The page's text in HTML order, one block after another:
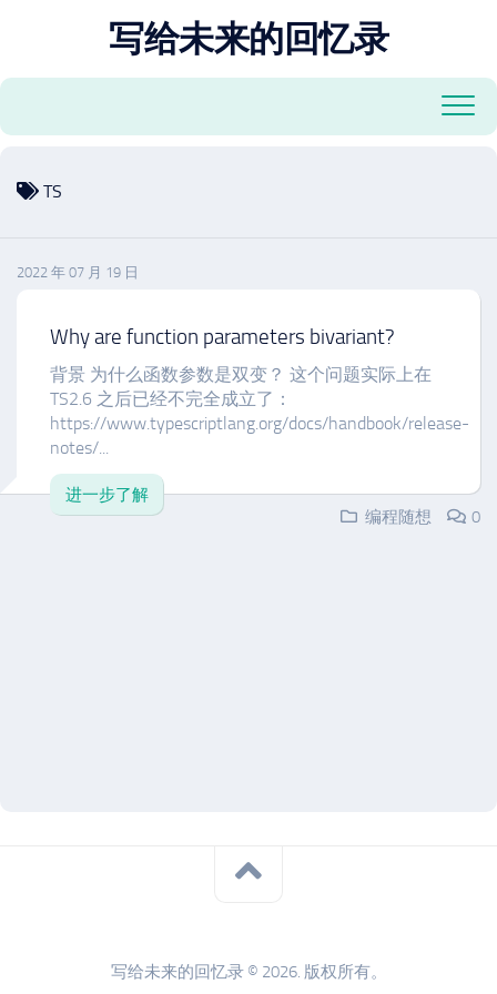
容
写给未来的回忆录
TS
2022 年 07 月 19 日
Why are function parameters bivariant?
背景 为什么函数参数是双变？ 这个问题实际上在
TS2.6 之后已经不完全成立了：
https://www.typescriptlang.org/docs/handbook/release-
notes/...
进一步了解
编程随想
0
写给未来的回忆录 © 2026. 版权所有。